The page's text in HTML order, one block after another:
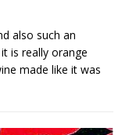
also such an
is really orange
made like it was